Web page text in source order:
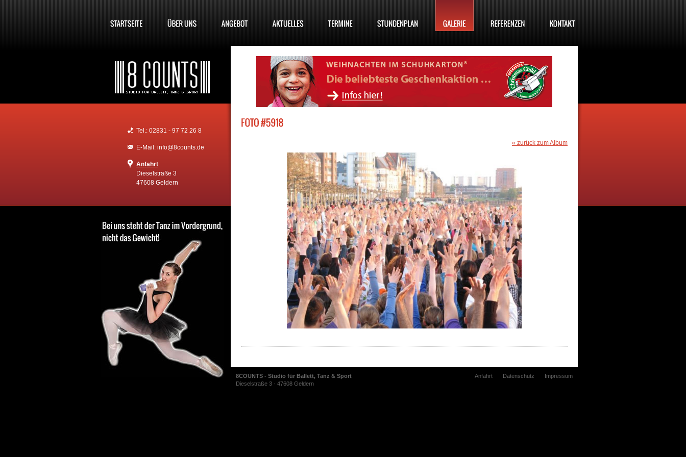
Tel.: 02831 - 97 72 26 8
E-Mail: info@8counts.de
Anfahrt
Dieselstraße 3
47608 Geldern
« zurück zum Album
8COUNTS - Studio für Ballett, Tanz & Sport
Dieselstraße 3 · 47608 Geldern
Anfahrt Datenschutz Impressum